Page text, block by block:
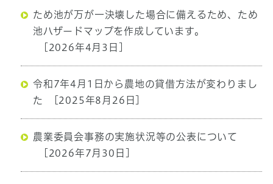
ため池が万が一決壊した場合に備えるため、ため
池ハザードマップを作成しています。
[2026年4月3日]
令和7年4月1日から農地の貸借方法が変わりまし
た
[2025年8月26日]
農業委員会事務の実施状況等の公表について
[2026年7月30日]